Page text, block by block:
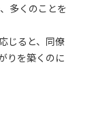
多くのことを
じると、同僚
りを築くのに